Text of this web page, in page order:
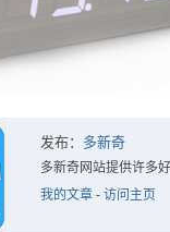
发布： 多新奇
多新奇网站提供许多
我的文章- 访问主页